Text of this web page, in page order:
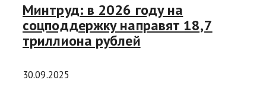
Минтруд: в 2026 году на
соцподдержку направят 18,7
триллиона рублей
30.09.2025